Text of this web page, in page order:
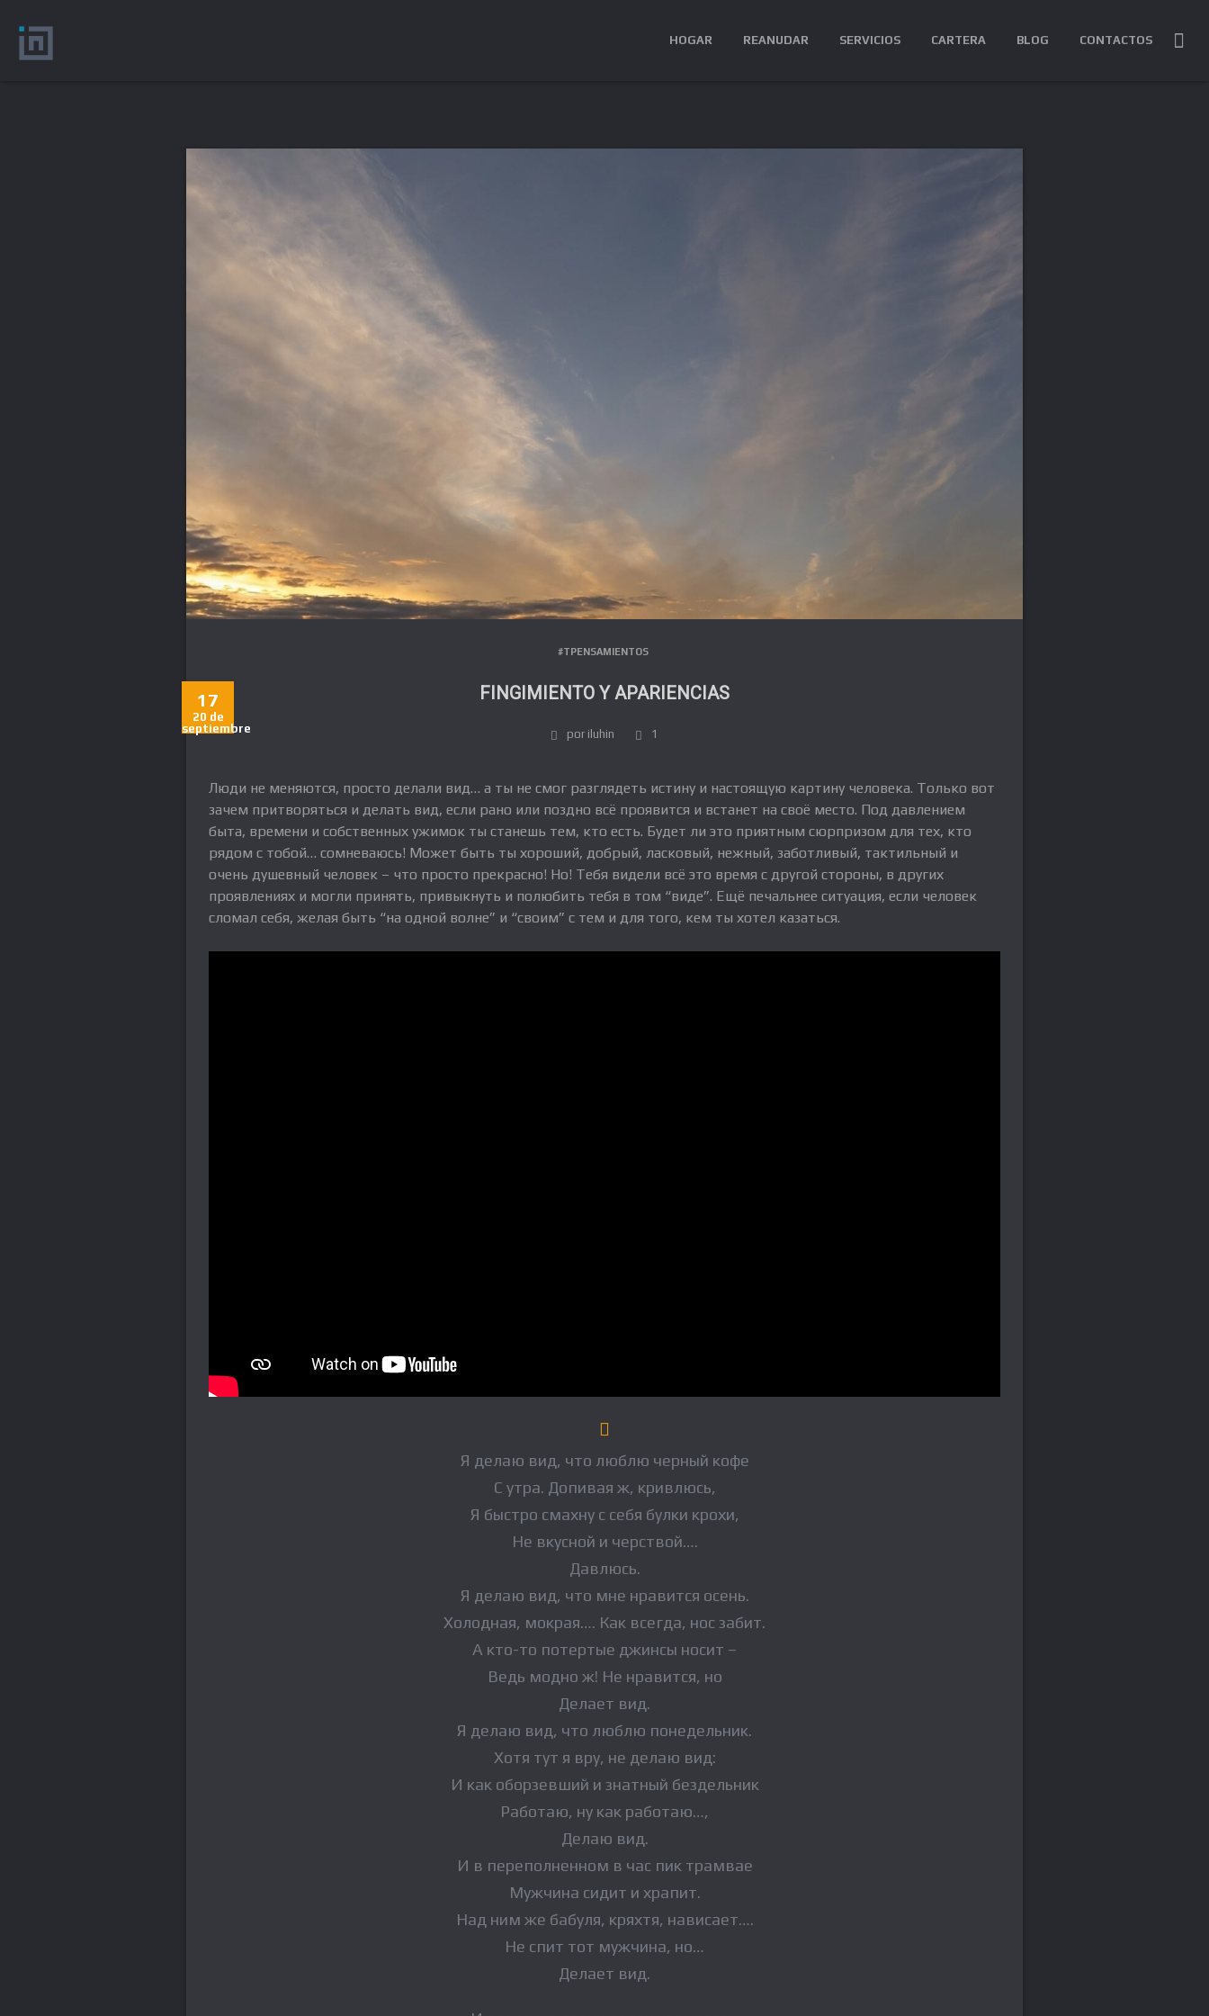
HOGAR REANUDAR SERVICIOS CARTERA BLOG CONTACTOS
#TPENSAMIENTOS
FINGIMIENTO Y APARIENCIAS
17
20 de
septiembre
por iluhin 1
Люди не меняются, просто делали вид… а ты не смог разглядеть истину и настоящую картину человека. Только вот
зачем притворяться и делать вид, если рано или поздно всё проявится и встанет на своё место. Под давлением
быта, времени и собственных ужимок ты станешь тем, кто есть. Будет ли это приятным сюрпризом для тех, кто
рядом с тобой… сомневаюсь! Может быть ты хороший, добрый, ласковый, нежный, заботливый, тактильный и
очень душевный человек – что просто прекрасно! Но! Тебя видели всё это время с другой стороны, в других
проявлениях и могли принять, привыкнуть и полюбить тебя в том “виде”. Ещё печальнее ситуация, если человек
сломал себя, желая быть “на одной волне” и “своим” с тем и для того, кем ты хотел казаться.
Я делаю вид, что люблю черный кофе
С утра. Допивая ж, кривлюсь,
Я быстро смахну с себя булки крохи,
Не вкусной и черствой….
Давлюсь.
Я делаю вид, что мне нравится осень.
Холодная, мокрая…. Как всегда, нос забит.
А кто-то потертые джинсы носит –
Ведь модно ж! Не нравится, но
Делает вид.
Я делаю вид, что люблю понедельник.
Хотя тут я вру, не делаю вид:
И как оборзевший и знатный бездельник
Работаю, ну как работаю…,
Делаю вид.
И в переполненном в час пик трамвае
Мужчина сидит и храпит.
Над ним же бабуля, кряхтя, нависает….
Не спит тот мужчина, но…
Делает вид.